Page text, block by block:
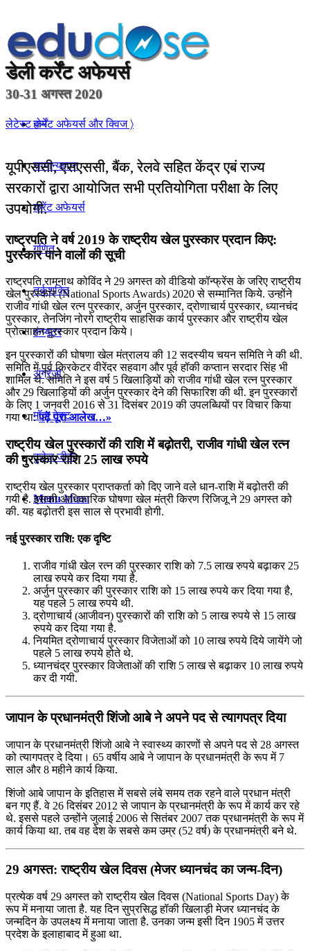
होम
सामान्यज्ञान
करेंट अफेयर्स
गणित
तर्कशक्ति
कंप्यूटर
अंग्रेजी
मॉक टेस्ट
टुडेज जीके
Menu Menu
डेली कर्रेंट अफेयर्स
30-31 अगस्त 2020
लेटेस्ट कर्रेंट अफेयर्स और क्विज 〉
यूपीएससी, एसएससी, बैंक, रेलवे सहित केंद्र एबं राज्य
सरकारों द्वारा आयोजित सभी प्रतियोगिता परीक्षा के लिए
उपयोगी.
राष्ट्रपति ने वर्ष 2019 के राष्ट्रीय खेल पुरस्कार प्रदान किए:
पुरस्कार पाने वालों की सूची
राष्‍ट्रपति रामनाथ कोविंद ने 29 अगस्त को वीडियो कॉन्‍फ्रेंस के जरिए राष्‍ट्रीय
खेल पुरस्‍कार (National Sports Awards) 2020 से सम्‍मानित किये. उन्होंने
राजीव गांधी खेल रत्न पुरस्कार, अर्जुन पुरस्कार, द्रोणाचार्य पुरस्कार, ध्यानचंद
पुरस्कार, तेनजिंग नोरगे राष्ट्रीय साहसिक कार्य पुरस्कार और राष्ट्रीय खेल
प्रोत्साहन पुरस्कार प्रदान किये।
इन पुरस्‍कारों की घोषणा खेल मंत्रालय की 12 सदस्यीय चयन समिति ने की थी.
समिति में पूर्व क्रिकेटर वीरेंदर सहवाग और पूर्व हॉकी कप्तान सरदार सिंह भी
शामिल थे. समिति ने इस वर्ष 5 खिलाड़ियों को राजीव गांधी खेल रत्न पुरस्कार
और 29 खिलाड़ियों की अर्जुन पुरस्कार देने की सिफारिश की थी. इन पुरस्कारों
के लिए 1 जनवरी 2016 से 31 दिसंबर 2019 की उपलब्धियों पर विचार किया
गया था.पढ़ें पूरा आलेख…»
राष्ट्रीय खेल पुरस्कारों की राशि में बढ़ोतरी, राजीव गांधी खेल रत्न
की पुरस्कार राशि 25 लाख रुपये
राष्ट्रीय खेल पुरस्कार प्राप्तकर्ता को दिए जाने वले धान-राशि में बढ़ोतरी की
गयी है. इसकी आधिकारिक घोषणा खेल मंत्री किरण रिजिजू ने 29 अगस्त को
की. यह बढ़ोतरी इस साल से प्रभावी होगी.
नई पुरस्कार राशि: एक दृष्टि
राजीव गांधी खेल रत्न की पुरस्कार राशि को 7.5 लाख रुपये बढ़ाकर 25
लाख रुपये कर दिया गया है.
अर्जुन पुरस्कार की पुरस्कार राशि को 15 लाख रुपये कर दिया गया है,
यह पहले 5 लाख रुपये थी.
द्रोणाचार्य (आजीवन) पुरस्कारों की राशि को 5 लाख रुपये से 15 लाख
रुपये कर दिया गया है.
नियमित द्रोणाचार्य पुरस्कार विजेताओं को 10 लाख रुपये दिये जायेंगे जो
पहले 5 लाख रुपये होते थे.
ध्यानचंद्र पुरस्कार विजेताओं की राशि 5 लाख से बढ़ाकर 10 लाख रुपये
कर दी गयी.
जापान के प्रधानमंत्री शिंजो आबे ने अपने पद से त्यागपत्र दिया
जापान के प्रधानमंत्री शिंजो आबे ने स्वास्थ्य कारणों से अपने पद से 28 अगस्त
को त्यागपत्र दे दिया। 65 वर्षीय आबे ने जापान के प्रधानमंत्री के रूप में 7
साल और 8 महीने कार्य किया.
शिंजो आबे जापान के इतिहास में सबसे लंबे समय तक रहने वाले प्रधान मंत्री
बन गए हैं. वे 26 दिसंबर 2012 से जापान के प्रधानमंत्री के रूप में कार्य कर रहे
थे. इससे पहले उन्होंने जुलाई 2006 से सितंबर 2007 तक प्रधानमंत्री के रूप में
कार्य किया था. तब वह देश के सबसे कम उम्र (52 वर्ष) के प्रधानमंत्री बने थे.
29 अगस्त: राष्‍ट्रीय खेल दिवस (मेजर ध्यानचंद का जन्म-दिन)
प्रत्येक वर्ष 29 अगस्त को राष्ट्रीय खेल दिवस (National Sports Day) के
रूप में मनाया जाता है. यह दिन सुप्रसिद्ध हॉकी खिलाड़ी मेजर ध्यानचंद के
जन्मदिन के उपलक्ष्य में मनाया जाता है. उनका जन्म इसी दिन 1905 में उत्तर
प्रदेश के इलाहाबाद में हुआ था.